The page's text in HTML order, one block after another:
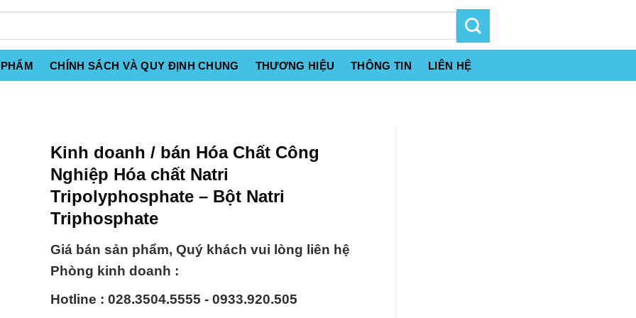
CHÍNH SÁCH VÀ QUY ĐỊNH CHUNG THƯƠNG HIỆU THÔNG TIN LIÊN HỆ
Kinh doanh / bán Hóa Chất Công
Nghiệp Hóa chất Natri
Tripolyphosphate – Bột Natri
Triphosphate
Giá bán sản phẩm, Quý khách vui lòng liên hệ
Phòng kinh doanh :
Hotline : 028.3504.5555 - 0933.920.505